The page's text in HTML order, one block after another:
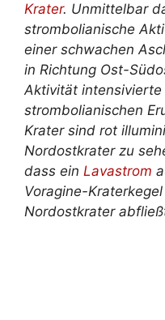
Krater. Unmittelbar
strombolianische
einer schwachen
in Richtung Ost-
Aktivität
strombolianischen
Krater sind rot
Nordostkrater zu
dass ein Lavastrom
Voragine-
Nordostkrater